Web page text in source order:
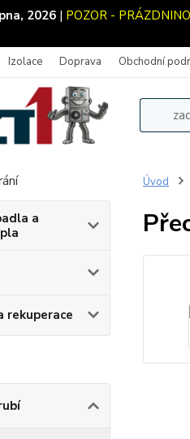
2026| POZOR -
Izolace Doprava Obchodní
a
Úvod